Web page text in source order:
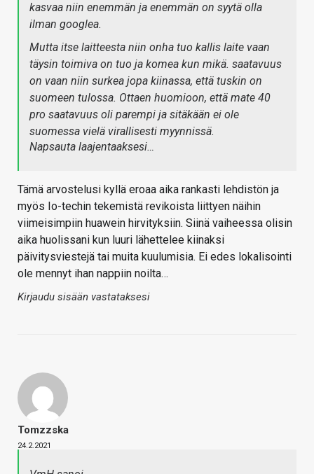
kasvaa niin enemmän ja enemmän on syytä olla
ilman googlea.
Mutta itse laitteesta niin onha tuo kallis laite vaan
täysin toimiva on tuo ja komea kun mikä. saatavuus
on vaan niin surkea jopa kiinassa, että tuskin on
suomeen tulossa. Ottaen huomioon, että mate 40
pro saatavuus oli parempi ja sitäkään ei ole
suomessa vielä virallisesti myynnissä.
Napsauta laajentaaksesi…
Tämä arvostelusi kyllä eroaa aika rankasti lehdistön ja
myös Io-techin tekemistä revikoista liittyen näihin
viimeisimpiin huawein hirvityksiin. Siinä vaiheessa olisin
aika huolissani kun luuri lähettelee kiinaksi
päivitysviestejä tai muita kuulumisia. Ei edes lokalisointi
ole mennyt ihan nappiin noilta…
Kirjaudu sisään vastataksesi
Tomzzska
24.2.2021